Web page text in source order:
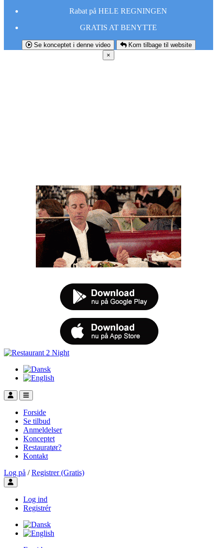
Rabat på HELE REGNINGEN
GRATIS AT BENYTTE
Se konceptet i denne video
Kom tilbage til website
×
Forside
Se tilbud
Anmeldelser
Konceptet
Restauratør?
Kontakt
Log på / Registrer (Gratis)
Toggle user menu
Log ind
Registrér